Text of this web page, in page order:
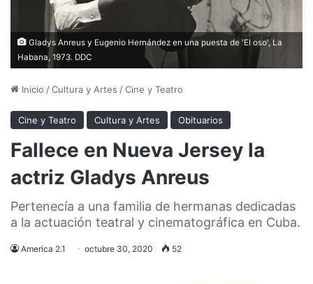
Gladys Anreus y Eugenio Hernández en una puesta de 'El oso', La
Habana, 1973. DDC
Inicio /Cultura y Artes /Cine y Teatro
Cine y Teatro Cultura y Artes Obituarios
Fallece en Nueva Jersey la
actriz Gladys Anreus
Pertenecía a una familia de hermanas dedicadas
a la actuación teatral y cinematográfica en Cuba.
America 2.1 octubre 30, 2020 52